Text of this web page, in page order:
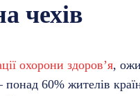
чехів
охорони здоров’я,
понад 60% жителів